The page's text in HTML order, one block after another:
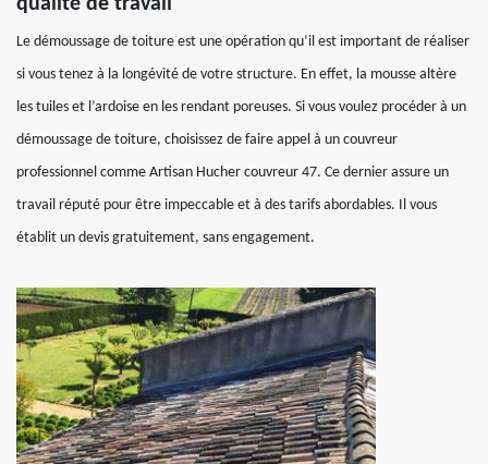
qualité de travail
Le démoussage de toiture est une opération qu’il est important de réaliser
si vous tenez à la longévité de votre structure. En effet, la mousse altère
les tuiles et l’ardoise en les rendant poreuses. Si vous voulez procéder à un
démoussage de toiture, choisissez de faire appel à un couvreur
professionnel comme Artisan Hucher couvreur 47. Ce dernier assure un
travail réputé pour être impeccable et à des tarifs abordables. Il vous
établit un devis gratuitement, sans engagement.